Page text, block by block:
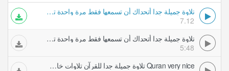
تلاوة جميلة جدا أتحداك أن تسمعها فقط مرة واحدة تلاوات خاشعة
7.12
تلاوة جميلة جدا أتحداك أن تسمعها فقط مرة واحدة تلاوات خاشعة
5:48
Quran very nice تلاوة جميلة جدا للقرآن تلاوات خاشعة